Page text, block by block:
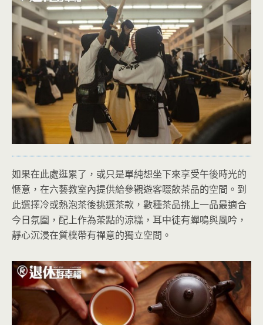
如果在此處逛累了，或只是單純想坐下來享受午後時光的
愜意，在六藝教室內提供給參觀遊客啜飲茶品的空間。到
此選擇冷或熱泡茶後挑選茶款，數種茶品挑上一品最適合
今日氛圍，配上作為茶點的涼糕，耳中徒有蟬鳴與風吟，
靜心沉浸在質樸帶有禪意的獨立空間。